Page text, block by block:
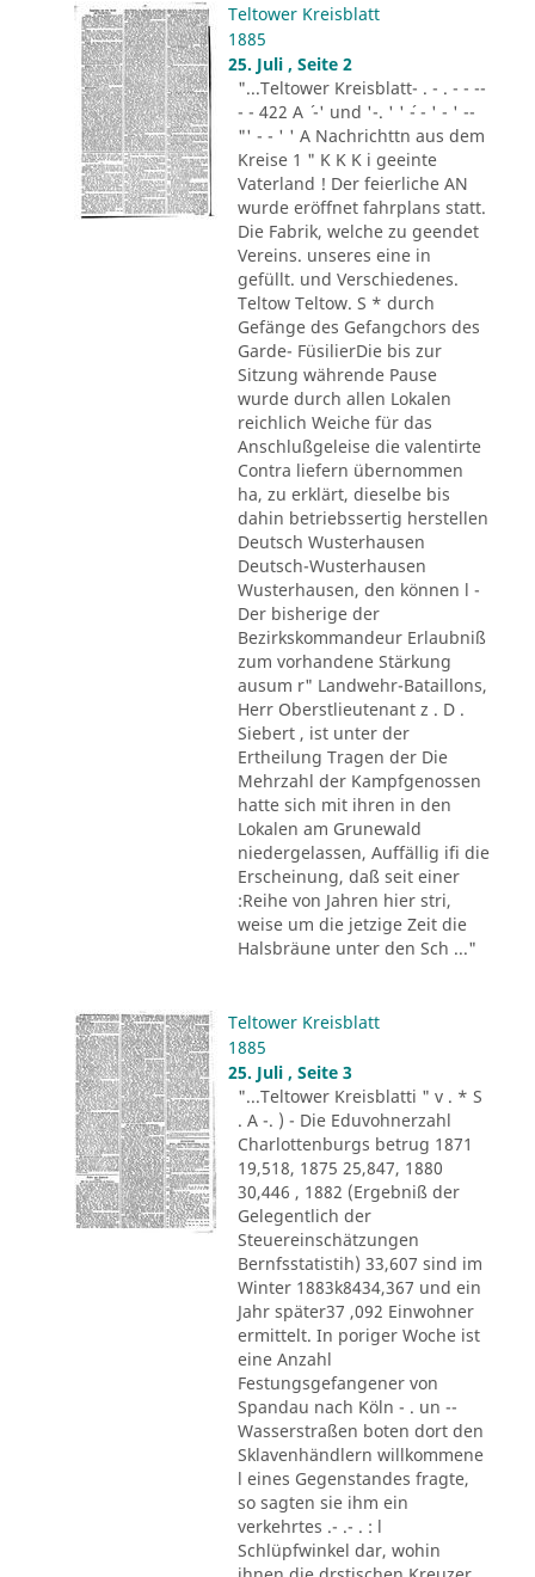
Teltower Kreisblatt
1885
25. Juli , Seite 2
"...Teltower Kreisblatt- . - . - - --
- - 422 A ´ -' und '-. ' ' ´- - ' - ' --
"' - - ' ' A Nachrichttn aus dem
Kreise 1 " K K K i geeinte
Vaterland ! Der feierliche AN
wurde eröffnet fahrplans statt.
Die Fabrik, welche zu geendet
Vereins. unseres eine in
gefüllt. und Verschiedenes.
Teltow Teltow. S * durch
Gefänge des Gefangchors des
Garde- FüsilierDie bis zur
Sitzung währende Pause
wurde durch allen Lokalen
reichlich Weiche für das
Anschlußgeleise die valentirte
Contra liefern übernommen
ha, zu erklärt, dieselbe bis
dahin betriebssertig herstellen
Deutsch Wusterhausen
Deutsch-Wusterhausen
Wusterhausen, den können l -
Der bisherige der
Bezirkskommandeur Erlaubniß
zum vorhandene Stärkung
ausum r" Landwehr-Bataillons,
Herr Oberstlieutenant z . D .
Siebert , ist unter der
Ertheilung Tragen der Die
Mehrzahl der Kampfgenossen
hatte sich mit ihren in den
Lokalen am Grunewald
niedergelassen, Auffällig ifi die
Erscheinung, daß seit einer
:Reihe von Jahren hier stri,
weise um die jetzige Zeit die
Halsbräune unter den Sch ..."
Teltower Kreisblatt
1885
25. Juli , Seite 3
"...Teltower Kreisblatti " v . * S
. A -. ) - Die Eduvohnerzahl
Charlottenburgs betrug 1871
19,518, 1875 25,847, 1880
30,446 , 1882 (Ergebniß der
Gelegentlich der
Steuereinschätzungen
Bernfsstatistih) 33,607 sind im
Winter 1883k8434,367 und ein
Jahr später37 ,092 Einwohner
ermittelt. In poriger Woche ist
eine Anzahl
Festungsgefangener von
Spandau nach Köln - . un --
Wasserstraßen boten dort den
Sklavenhändlern willkommene
l eines Gegenstandes fragte,
so sagten sie ihm ein
verkehrtes .- .- . : l
Schlüpfwinkel dar, wohin